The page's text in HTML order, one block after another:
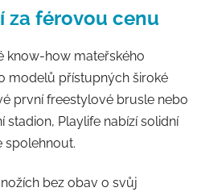
za férovou cenu
know-how mateřského
modelů přístupných široké
první freestylové brusle nebo
stadion, Playlife nabízí solidní
spolehnout.
bez obav o svůj